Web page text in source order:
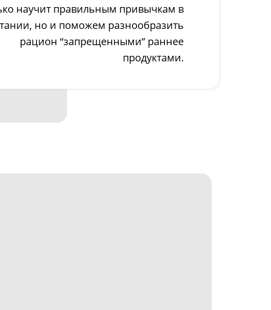
научит правильным привычкам в
но и поможем разнообразить
рацион “запрещенными” раннее
продуктами.